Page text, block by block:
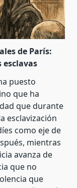
de París:
puesto
que ha
que durante
esclavización
como eje de
mientras
avanza de
que no
que